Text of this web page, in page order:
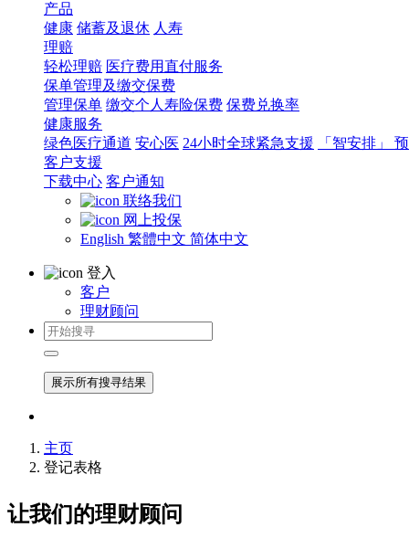
产品
健康 储蓄及退休 人寿
理赔
轻松理赔 医疗费用直付服务
保单管理及缴交保费
管理保单 缴交个人寿险保费 保费兑换率
健康服务
绿色医疗通道 安心医 24小时全球紧急支援
「智安排」
客户支援
下载中心 客户通知
联络我们
网上投保
English 繁體中文 简体中文
登入
客户
理财顾问
展示所有搜寻结果
主页
登记表格
让我们的理财顾问